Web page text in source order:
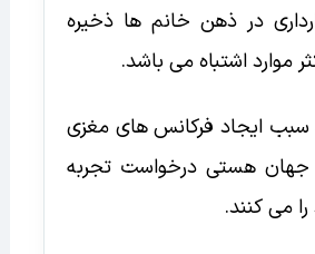
در ذهن خانم ها ذخیره
موارد اشتباه می باشد.
سبب ایجاد فرکانس های مغزی
هستی درخواست تجربه
می کنند.